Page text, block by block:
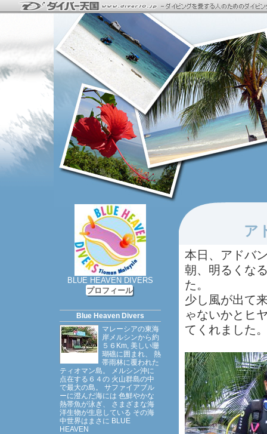
ア
本日、アドバ
朝、明るくな
た。
少し風が出て
ゃないかとヒ
てくれました
BLUE HEAVEN DIVERS
プロフィール
Blue Heaven Divers
マレーシアの東海
岸メルシンから約
５６Km, 美しい珊
瑚礁に囲まれ、 熱
帯雨林に覆われた
ティオマン島。 メルシン沖に
点在する６４の 火山群島の中
で最大の島。 サファイアブル
ーに澄んだ海には 色鮮やかな
熱帯魚が泳ぎ、 さまざまな海
洋生物が生息している その海
中世界はまさに BLUE
HEAVEN